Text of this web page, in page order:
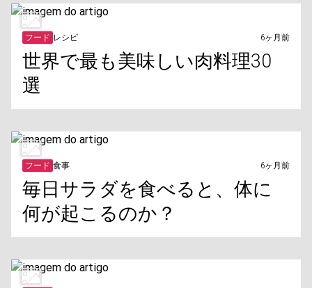
フード レシピ 6ヶ月前
世界で最も美味しい肉料理30
選
フード 食事 6ヶ月前
毎日サラダを食べると、体に
何が起こるのか？